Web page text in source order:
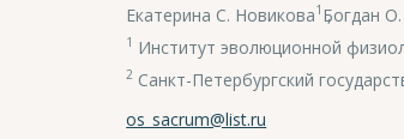
Екатерина С. Новикова1 ,
Богдан
1 Институт эволюционной
2 Санкт-Петербургский
os_sacrum@list.ru